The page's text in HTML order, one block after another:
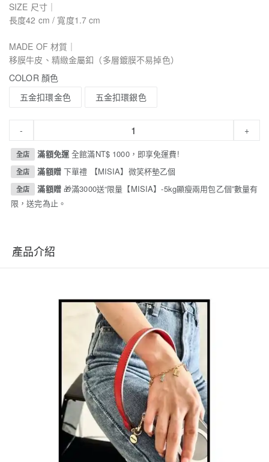
SIZE 尺寸｜
長度42 cm / 寬度1.7 cm
MADE OF 材質｜
移膜牛皮、精緻金屬釦（多層鍍膜不易掉色）
COLOR 顏色
五金扣環金色
五金扣環銀色
- +
全店 滿額免運全館滿NT$ 1000，即享免運費!
全店 滿額贈 下單禮 【MISIA】微笑杯墊乙個
全店 滿額贈 🎁滿3000送“限量【MISIA】-5kg顯瘦兩用包乙個”數量有
限，送完為止。
產品介紹